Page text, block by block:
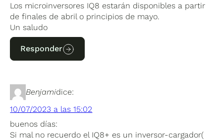
Los microinversores IQ8 estarán disponibles a partir
de finales de abril o principios de mayo.
Un saludo
Responder
Benjamidice:
10/07/2023 a las 15:02
buenos días:
Si mal no recuerdo el IQ8+ es un inversor-cargador(